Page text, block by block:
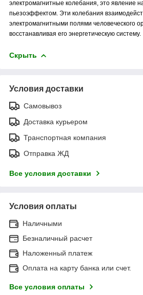
электромагнитные колебания, это явление
пьезоэффектом. Эти колебания
электромагнитными полями человеческого
восстанавливая его энергетическую систему.
Скрыть
Условия доставки
Самовывоз
Доставка курьером
Транспортная компания
Отправка ЖД
Все условия доставки
Условия оплаты
Наличными
Безналичный расчет
Наложенный платеж
Оплата на карту банка или счет.
Все условия оплаты